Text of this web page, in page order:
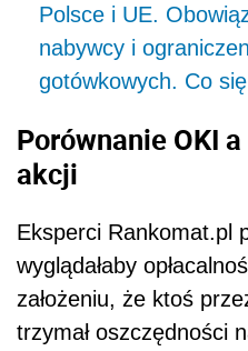
Polsce i UE.
nabywcy i
gotówkowych. Co
Porównanie OKI
akcji
Eksperci Rankomat.pl
wyglądałaby
założeniu, że ktoś
trzymał oszczędności